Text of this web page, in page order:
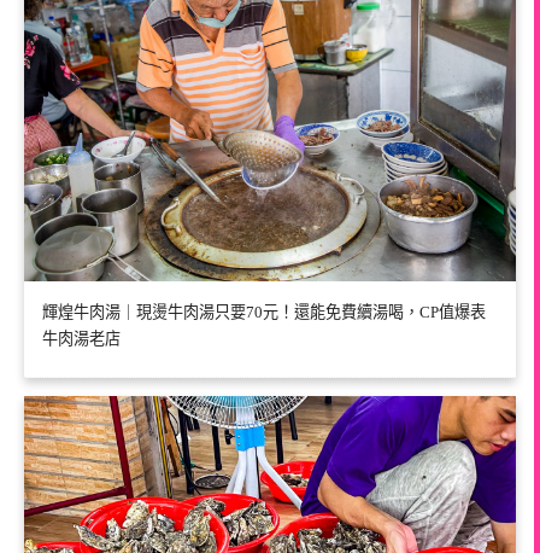
輝煌牛肉湯｜現燙牛肉湯只要70元！還能免費續湯喝，CP值爆表
牛肉湯老店